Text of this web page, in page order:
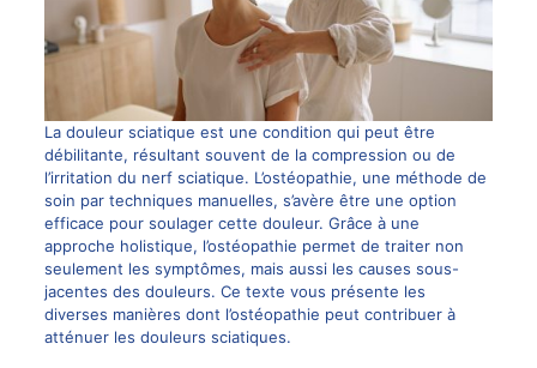
La douleur sciatique est une condition qui peut être
débilitante, résultant souvent de la compression ou de
l’irritation du nerf sciatique. L’ostéopathie, une méthode de
soin par techniques manuelles, s’avère être une option
efficace pour soulager cette douleur. Grâce à une
approche holistique, l’ostéopathie permet de traiter non
seulement les symptômes, mais aussi les causes sous-
jacentes des douleurs. Ce texte vous présente les
diverses manières dont l’ostéopathie peut contribuer à
atténuer les douleurs sciatiques.